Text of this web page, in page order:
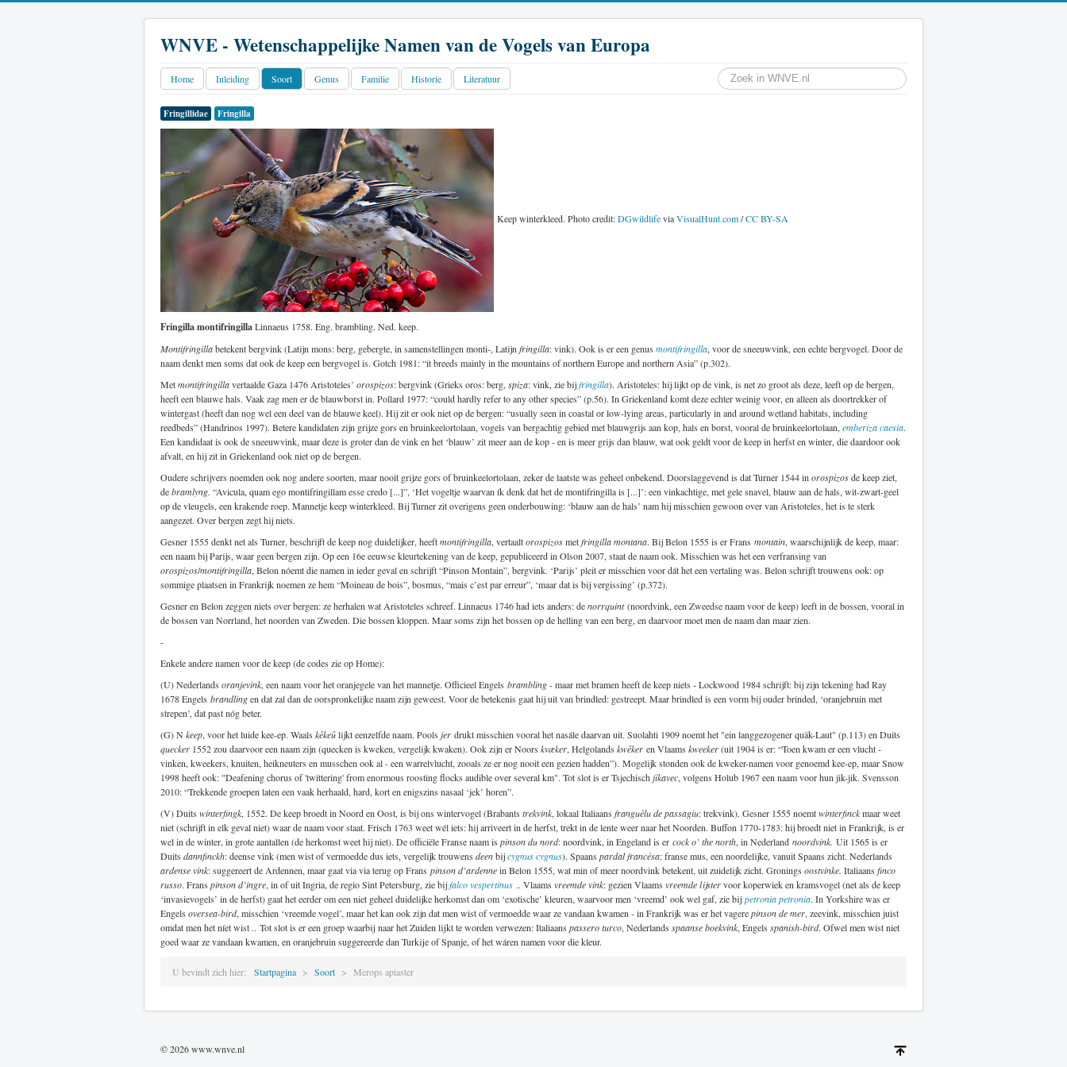
WNVE - Wetenschappelijke Namen van de Vogels van Europa
Home Inleiding Soort Genus Familie Historie Literatuur
Fringillidae Fringilla
Keep winterkleed. Photo credit:DGwildlifeviaVisualHunt.com/CC BY-SA
Fringilla montifringillaLinnaeus 1758. Eng. brambling. Ned. keep.
Montifringillabetekent bergvink (Latijn mons: berg, gebergte, in samenstellingen monti-, Latijnfringilla: vink). Ook is er een genus montifringilla, voor de sneeuwvink, een echte bergvogel. Door de
naam denkt men soms dat ook de keep een bergvogel is. Gotch 1981: “it breeds mainly in the mountains of northern Europe and northern Asia” (p.302).
Metmontifringillavertaalde Gaza 1476 Aristoteles’ orospizos: bergvink (Grieks oros: berg,spiza: vink, zie bijfringilla). Aristoteles: hij lijkt op de vink, is net zo groot als deze, leeft op de bergen,
heeft een blauwe hals. Vaak zag men er de blauwborst in. Pollard 1977: “could hardly refer to any other species” (p.56). In Griekenland komt deze echter weinig voor, en alleen als doortrekker of
wintergast (heeft dan nog wel een deel van de blauwe keel). Hij zit er ook niet op de bergen: “usually seen in coastal or low-lying areas, particularly in and around wetland habitats, including
reedbeds” (Handrinos 1997). Betere kandidaten zijn grijze gors en bruinkeelortolaan, vogels van bergachtig gebied met blauwgrijs aan kop, hals en borst, vooral de bruinkeelortolaan,emberiza caesia.
Een kandidaat is ook de sneeuwvink, maar deze is groter dan de vink en het ‘blauw’ zit meer aan de kop - en is meer grijs dan blauw, wat ook geldt voor de keep in herfst en winter, die daardoor ook
afvalt, en hij zit in Griekenland ook niet op de bergen.
Oudere schrijvers noemden ook nog andere soorten, maar nooit grijze gors of bruinkeelortolaan, zeker de laatste was geheel onbekend. Doorslaggevend is dat Turner 1544 inorospizosde keep ziet,
debramlyng. “Avicula, quam ego montifringillam esse credo [...]”, ‘Het vogeltje waarvan ík denk dat het de montifringilla is [...]’: een vinkachtige, met gele snavel, blauw aan de hals, wit-zwart-geel
op de vleugels, een krakende roep. Mannetje keep winterkleed. Bij Turner zit overigens geen onderbouwing: ‘blauw aan de hals’ nam hij misschien gewoon over van Aristoteles, het is te sterk
aangezet. Over bergen zegt hij niets.
Gesner 1555 denkt net als Turner, beschrijft de keep nog duidelijker, heeftmontifringilla, vertaaltorospizosmetfringilla montana. Bij Belon 1555 is er Frans montain, waarschijnlijk de keep, maar:
een naam bij Parijs, waar geen bergen zijn. Op een 16e eeuwse kleurtekening van de keep, gepubliceerd in Olson 2007, staat de naam ook. Misschien was het een verfransing van
orospizos/montifringilla, Belon nóemt die namen in ieder geval en schrijft “Pinson Montain”, bergvink. ‘Parijs’ pleit er misschien voor dát het een vertaling was. Belon schrijft trouwens ook: op
sommige plaatsen in Frankrijk noemen ze hem “Moineau de bois”, bosmus, “mais c’est par erreur”, ‘maar dat is bij vergissing’ (p.372).
Gesner en Belon zeggen niets over bergen: ze herhalen wat Aristoteles schreef. Linnaeus 1746 had iets anders: denorrquint(noordvink, een Zweedse naam voor de keep) leeft in de bossen, vooral in
de bossen van Norrland, het noorden van Zweden. Die bossen kloppen. Maar soms zijn het bossen op de helling van een berg, en daarvoor moet men de naam dan maar zien.
-
Enkele andere namen voor de keep (de codes zie op Home):
(U) Nederlands oranjevink, een naam voor het oranjegele van het mannetje. Officieel Engels brambling- maar met bramen heeft de keep niets - Lockwood 1984 schrijft: bij zijn tekening had Ray
1678 Engels brandlingen dat zal dan de oorspronkelijke naam zijn geweest. Voor de betekenis gaat hij uit van brindled: gestreept. Maar brindled is een vorm bij ouder brinded, ‘oranjebruin met
strepen’, dat past nóg beter.
(G) Nkeep, voor het luide kee-ep. Waals kêkeûlijkt eenzelfde naam. Pools jer drukt misschien vooral het nasále daarvan uit. Suolahti 1909 noemt het "ein langgezogener quäk-Laut" (p.113) en Duits
quecker 1552 zou daarvoor een naam zijn (quecken is kweken, vergelijk kwaken). Ook zijn er Noors kvæker, Helgolands kwêker en Vlaams kweeker(uit 1904 is er: “Toen kwam er een vlucht -
vinken, kweekers, knuiten, heikneuters en musschen ook al - een warrelvlucht, zooals ze er nog nooit een gezien hadden”). Mogelijk stonden ook de kweker-namen voor genoemd kee-ep, maar Snow
1998 heeft ook: "Deafening chorus of 'twittering' from enormous roosting flocks audible over several km". Tot slot is er Tsjechischjíkavec, volgens Holub 1967 een naam voor hun jik-jik. Svensson
2010: “Trekkende groepen laten een vaak herhaald, hard, kort en enigszins nasaal ‘jek’ horen”.
(V) Duits winterfingk, 1552. De keep broedt in Noord en Oost, is bij ons wintervogel (Brabants trekvink, lokaal Italiaans franguèlu de passagiu: trekvink). Gesner 1555 noemtwinterfinckmaar weet
niet (schrijft in elk geval niet) waar de naam voor staat. Frisch 1763 weet wél iets: hij arriveert in de herfst, trekt in de lente weer naar het Noorden. Buffon 1770-1783: hij broedt niet in Frankrijk, is er
wel in de winter, in grote aantallen (de herkomst weet hij niet). De officiële Franse naam is pinson du nord: noordvink, in Engeland is er cock o’ the north, in Nederland noordvink. Uit 1565 is er
Duits dannfinckh: deense vink (men wist of vermoedde dus iets, vergelijk trouwens deenbijcygnus cygnus). Spaans pardal francésa: franse mus, een noordelijke, vanuit Spaans zicht. Nederlands
ardense vink: suggereert de Ardennen, maar gaat via via terug op Frans pinson d’ardennein Belon 1555, wat min of meer noordvink betekent, uit zuidelijk zicht. Gronings oostvinke. Italiaans finco
russo. Frans pinson d’ingre, in of uit Ingria, de regio Sint Petersburg, zie bijfalco vespertinus .. Vlaams vreemde vink: gezien Vlaams vreemde lijstervoor koperwiek en kramsvogel (net als de keep
‘invasievogels’ in de herfst) gaat het eerder om een niet geheel duidelijke herkomst dan om ‘exotische’ kleuren, waarvoor men ‘vreemd’ ook wel gaf, zie bij petronia petronia. In Yorkshire was er
Engels oversea-bird, misschien ‘vreemde vogel’, maar het kan ook zijn dat men wist of vermoedde waar ze vandaan kwamen - in Frankrijk was er het vagerepinson de mer, zeevink, misschien juist
omdat men het níet wist .. Tot slot is er een groep waarbij naar het Zuiden lijkt te worden verwezen:Italiaanspassero turco,Nederlandsspaanse boekvink, Engelsspanish-bird. Ofwel men wist niet
goed waar ze vandaan kwamen, en oranjebruin suggereerde dan Turkije of Spanje, of het wáren namen voor die kleur.
U bevindt zich hier: Startpagina Soort Merops apiaster
© 2026 www.wnve.nl